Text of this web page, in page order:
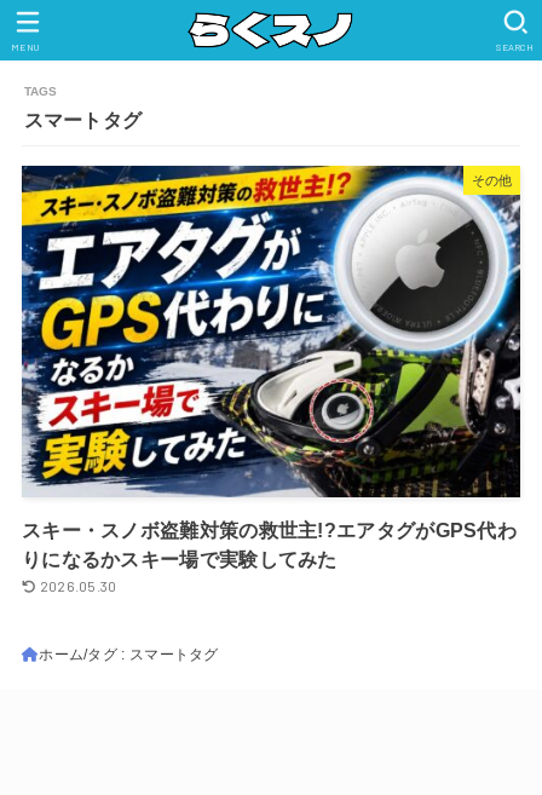
SEARCH
MENU
スマートタグ
その他
スキー・スノボ盗難対策の救世主!?エアタグがGPS代わ
りになるかスキー場で実験してみた
2026.05.30
ホーム タグ : スマートタグ